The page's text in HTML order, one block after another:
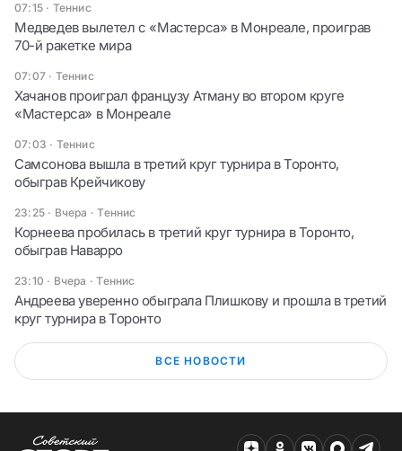
07:15 · Теннис
Медведев вылетел с «Мастерса» в Монреале, проиграв
70-й ракетке мира
07:07 · Теннис
Хачанов проиграл французу Атману во втором круге
«Мастерса» в Монреале
07:03 · Теннис
Самсонова вышла в третий круг турнира в Торонто,
обыграв Крейчикову
23:25 · Вчера ·Теннис
Корнеева пробилась в третий круг турнира в Торонто,
обыграв Наварро
23:10 · Вчера ·Теннис
Андреева уверенно обыграла Плишкову и прошла в третий
круг турнира в Торонто
ВСЕ НОВОСТИ